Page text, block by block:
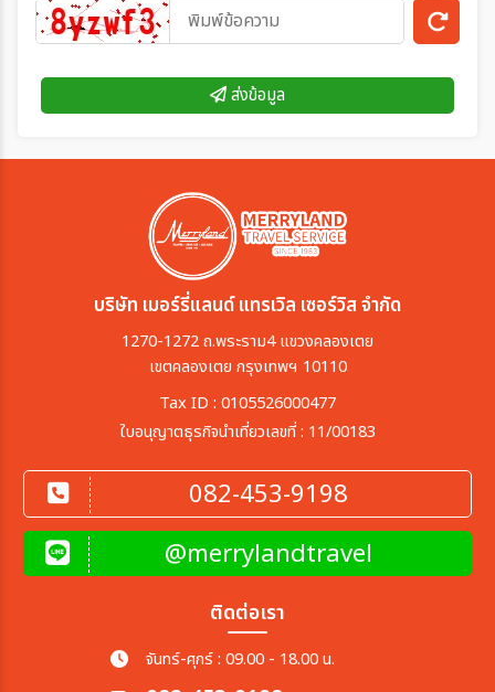
ส่งข้อมูล
บริษัท เมอร์รี่แลนด์ แทรเวิล เซอร์วิส จำกัด
1270-1272 ถ.พระราม4 แขวงคลองเตย
เขตคลองเตย กรุงเทพฯ 10110
Tax ID : 0105526000477
ใบอนุญาตธุรกิจนำเที่ยวเลขที่ : 11/00183
082-453-9198
@merrylandtravel
ติดต่อเรา
จันทร์-ศุกร์ : 09.00 - 18.00 น.